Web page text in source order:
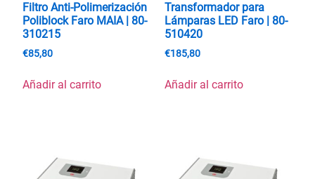
Filtro Anti-Polimerización
Poliblock Faro MAIA | 80-
310215
€85,80
Añadir al carrito
Transformador para
Lámparas LED Faro | 80-
510420
€185,80
Añadir al carrito